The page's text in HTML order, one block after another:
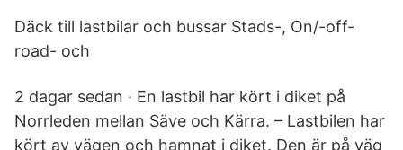
Däck till lastbilar och bussar Stads-, On/-off-
road- och
2 dagar sedan · En lastbil har kört i diket på
Norrleden mellan Säve och Kärra. – Lastbilen har
kört av vägen och hamnat i diket. Den är på väg